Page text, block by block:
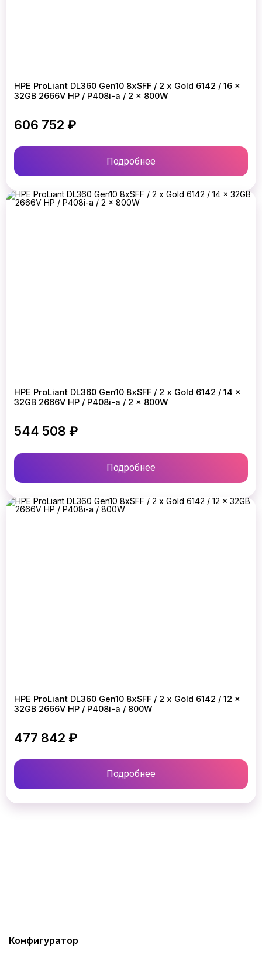
HPE ProLiant DL360 Gen10 8xSFF / 2 x Gold 6142 / 16 x
32GB 2666V HP / P408i-a / 2 x 800W
606 752 ₽
Подробнее
HPE ProLiant DL360 Gen10 8xSFF / 2 x Gold 6142 / 14 x
32GB 2666V HP / P408i-a / 2 x 800W
544 508 ₽
Подробнее
HPE ProLiant DL360 Gen10 8xSFF / 2 x Gold 6142 / 12 x
32GB 2666V HP / P408i-a / 800W
477 842 ₽
Подробнее
Конфигуратор